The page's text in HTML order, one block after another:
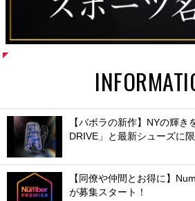
【バボラの新作】NYの輝き
DRIVE」と最新シューズに
【同僚や仲間とお得に】
が募集スタート！